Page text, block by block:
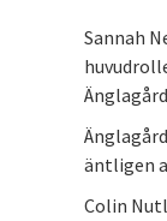
Sannah
Änglagård
äntligen
Colin